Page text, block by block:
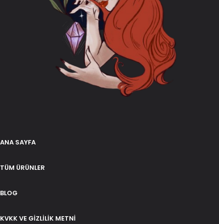
ANA SAYFA
TÜM ÜRÜNLER
BLOG
KVKK VE GIZLILIK METNI